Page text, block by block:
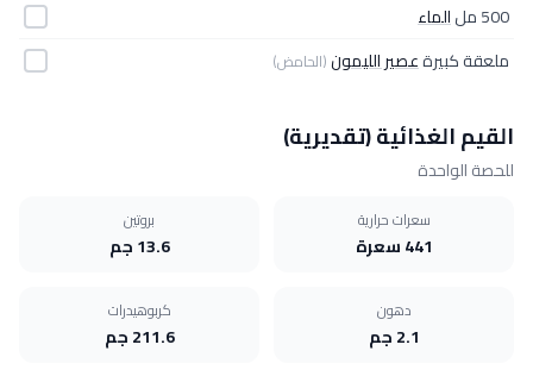
500 مل
الماء
ملعقة كبيرةعصير الليمون(الحامض)
القيم الغذائية (تقديرية)
للحصة الواحدة
سعرات حرارية
441 سعرة
بروتين
13.6 جم
دهون
2.1 جم
كربوهيدرات
211.6 جم